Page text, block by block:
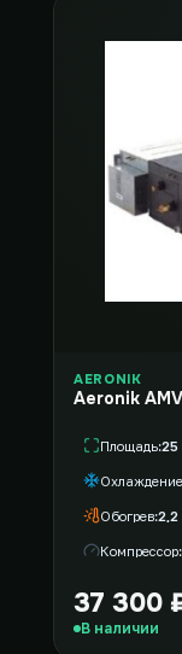
AERONIK
Площадь 25
Охлаждение
Обогрев 2,2
Компрессор
37 300
В наличии